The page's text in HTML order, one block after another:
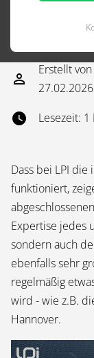
Erstellt
27.02.2026
Lesezeit:
Dass bei LPI
funktioniert,
Expertise jedes
sondern auch
ebenfalls sehr
regelmäßig
wird - wie z.B.
Hannover.